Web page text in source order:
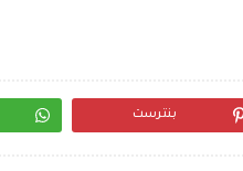
بنترست